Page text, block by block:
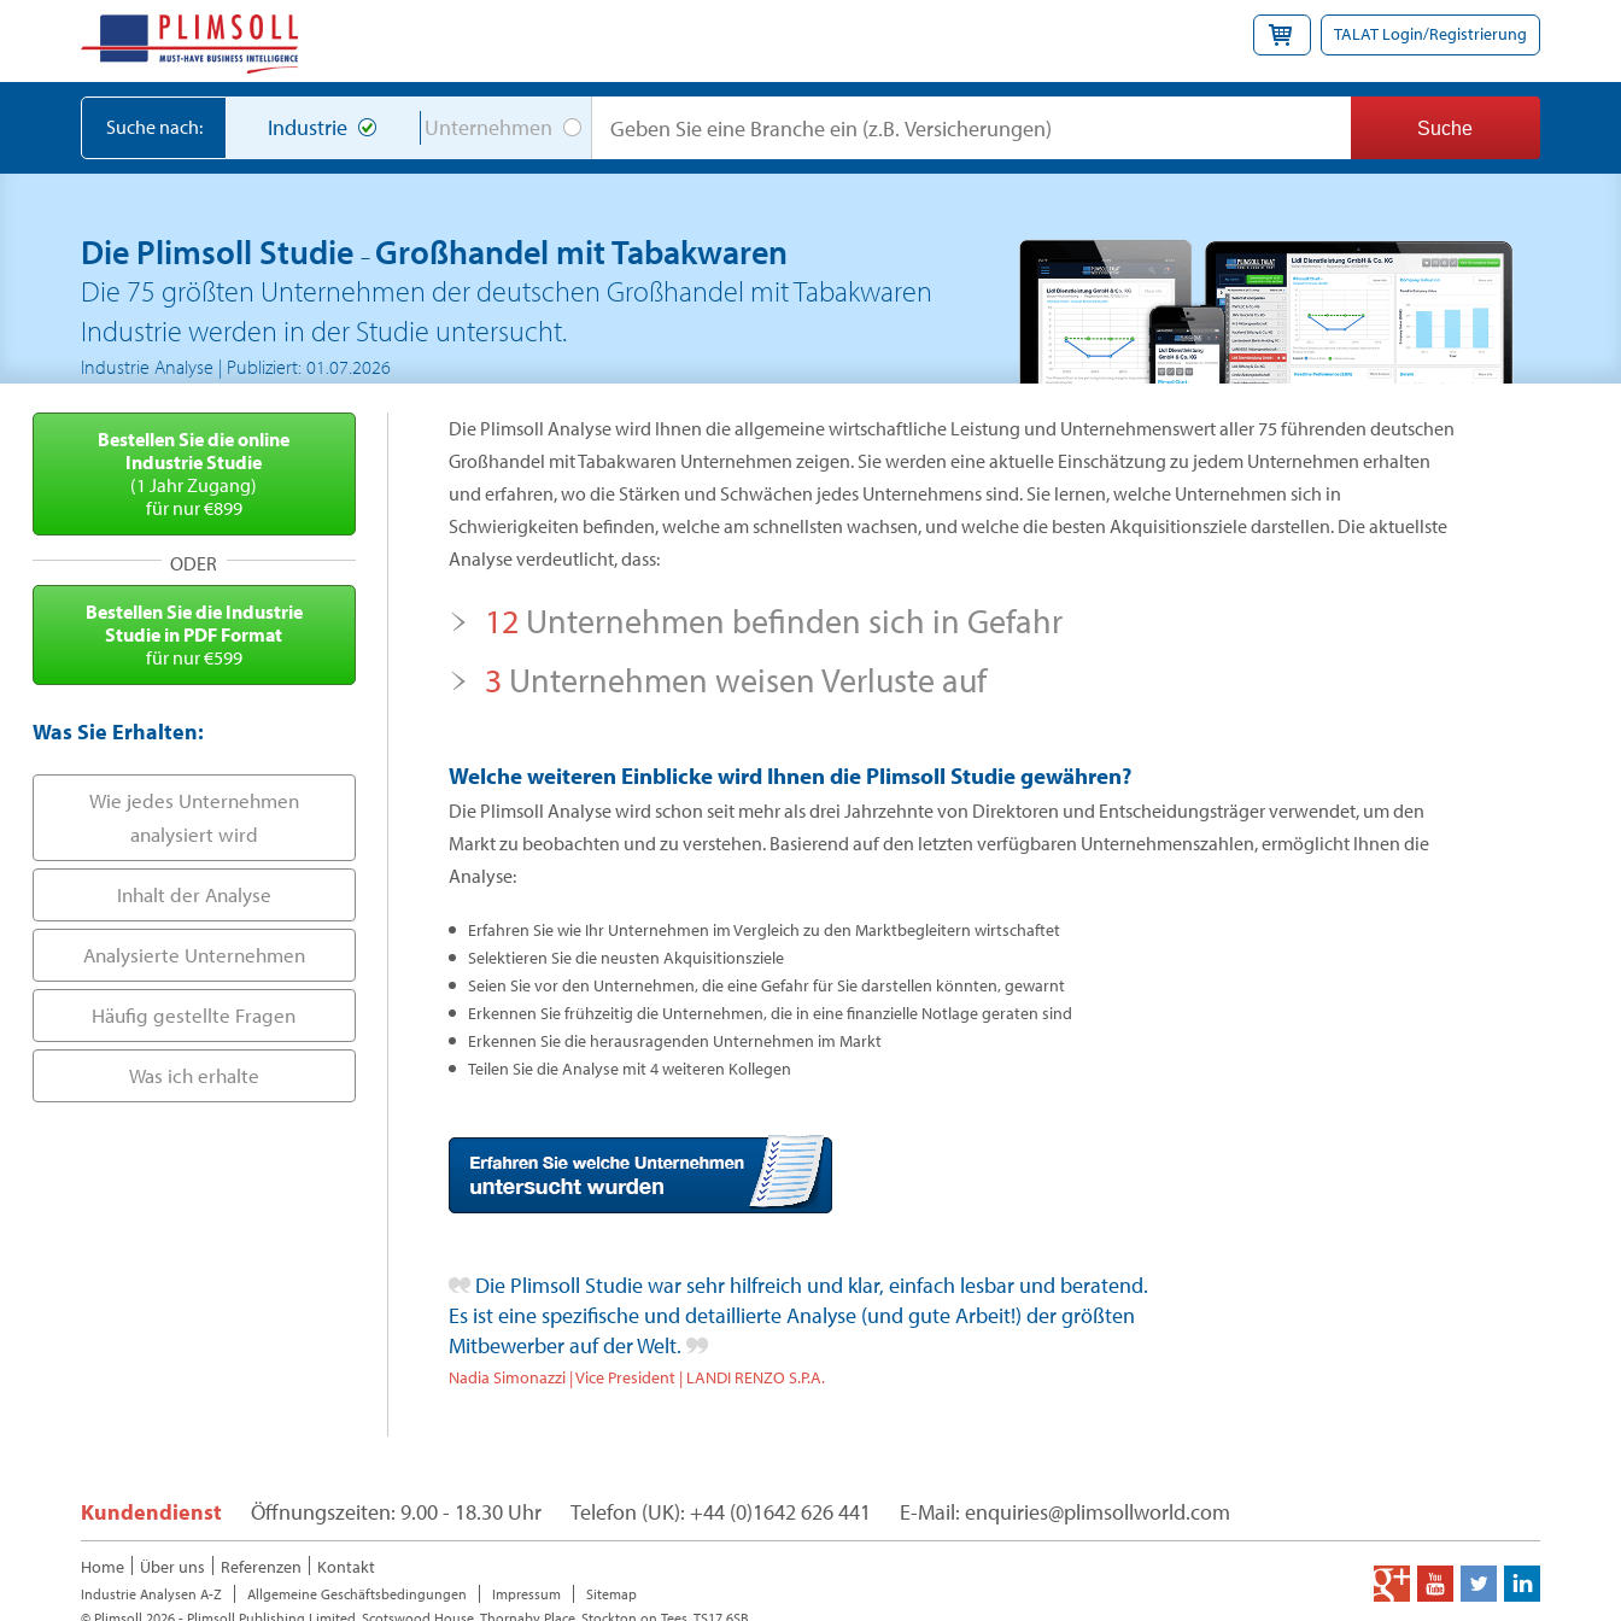
TALAT Login/Registrierung
Suche nach: Industrie Unternehmen
Die Plimsoll Studie– Großhandel mit Tabakwaren
Die 75 größten Unternehmen der deutschen Großhandel mit Tabakwaren
Industrie werden in der Studie untersucht.
Industrie Analyse | Publiziert: 01.07.2026
Bestellen Sie die online
Industrie Studie
(1 Jahr Zugang)
für nur €899
ODER
Bestellen Sie die Industrie
Studie in PDF Format
für nur €599
Was Sie Erhalten:
Wie jedes Unternehmen
analysiert wird
Inhalt der Analyse
Analysierte Unternehmen
Häufig gestellte Fragen
Was ich erhalte
Die Plimsoll Analyse wird Ihnen die allgemeine wirtschaftliche Leistung und Unternehmenswert aller 75 führenden deutschen
Großhandel mit Tabakwaren Unternehmen zeigen. Sie werden eine aktuelle Einschätzung zu jedem Unternehmen erhalten
und erfahren, wo die Stärken und Schwächen jedes Unternehmens sind. Sie lernen, welche Unternehmen sich in
Schwierigkeiten befinden, welche am schnellsten wachsen, und welche die besten Akquisitionsziele darstellen. Die aktuellste
Analyse verdeutlicht, dass:
12 Unternehmen befinden sich in Gefahr
3 Unternehmen weisen Verluste auf
Welche weiteren Einblicke wird Ihnen die Plimsoll Studie gewähren?
Die Plimsoll Analyse wird schon seit mehr als drei Jahrzehnte von Direktoren und Entscheidungsträger verwendet, um den
Markt zu beobachten und zu verstehen. Basierend auf den letzten verfügbaren Unternehmenszahlen, ermöglicht Ihnen die
Analyse:
Erfahren Sie wie Ihr Unternehmen im Vergleich zu den Marktbegleitern wirtschaftet
Selektieren Sie die neusten Akquisitionsziele
Seien Sie vor den Unternehmen, die eine Gefahr für Sie darstellen könnten, gewarnt
Erkennen Sie frühzeitig die Unternehmen, die in eine finanzielle Notlage geraten sind
Erkennen Sie die herausragenden Unternehmen im Markt
Teilen Sie die Analyse mit 4 weiteren Kollegen
Die Plimsoll Studie war sehr hilfreich und klar, einfach lesbar und beratend.
Es ist eine spezifische und detaillierte Analyse (und gute Arbeit!) der größten
Mitbewerber auf der Welt.
Nadia Simonazzi | Vice President | LANDI RENZO S.P.A.
Kundendienst Öffnungszeiten: 9.00 - 18.30 Uhr Telefon (UK): +44 (0)1642 626 441 E-Mail: enquiries@plimsollworld.com
Home Über uns Referenzen Kontakt
Industrie Analysen A-Z Allgemeine Geschäftsbedingungen Impressum
Sitemap